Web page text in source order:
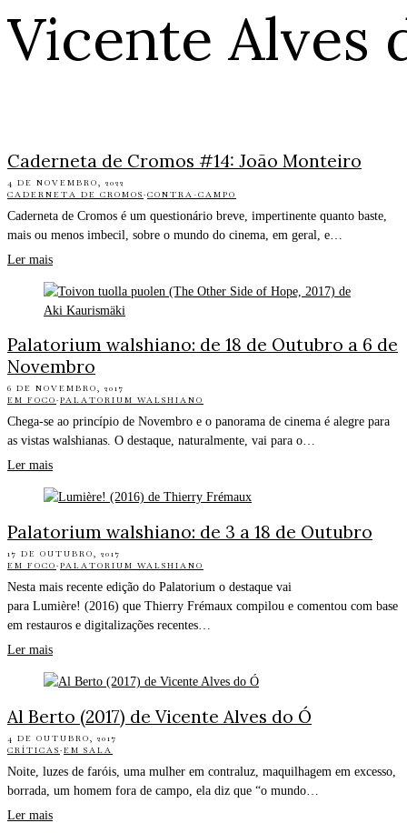
Vicente Alves
Caderneta de Cromos #14: João Monteiro
4 DE NOVEMBRO, 2022
CADERNETA DE CROMOS·CONTRA-CAMPO
Caderneta de Cromos é um questionário breve, impertinente quanto baste,
mais ou menos imbecil, sobre o mundo do cinema, em geral, e…
Ler mais
Palatorium walshiano: de 18 de Outubro a 6 de
Novembro
6 DE NOVEMBRO, 2017
EM FOCO·PALATORIUM WALSHIANO
Chega-se ao princípio de Novembro e o panorama de cinema é alegre para
as vistas walshianas. O destaque, naturalmente, vai para o…
Ler mais
Palatorium walshiano: de 3 a 18 de Outubro
17 DE OUTUBRO, 2017
EM FOCO·PALATORIUM WALSHIANO
Nesta mais recente edição do Palatorium o destaque vai
para Lumière! (2016) que Thierry Frémaux compilou e comentou com base
em restauros e digitalizações recentes…
Ler mais
Al Berto (2017) de Vicente Alves do Ó
4 DE OUTUBRO, 2017
CRÍTICAS·EM SALA
Noite, luzes de faróis, uma mulher em contraluz, maquilhagem em excesso,
borrada, um homem fora de campo, ela diz que “o mundo…
Ler mais